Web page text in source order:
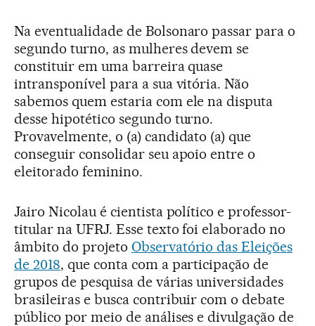
Na eventualidade de Bolsonaro passar para o
segundo turno, as mulheres devem se
constituir em uma barreira quase
intransponível para a sua vitória. Não
sabemos quem estaria com ele na disputa
desse hipotético segundo turno.
Provavelmente, o (a) candidato (a) que
conseguir consolidar seu apoio entre o
eleitorado feminino.
Jairo Nicolau é cientista político e professor-
titular na UFRJ. Esse texto foi elaborado no
âmbito do projeto Observatório das Eleições
de 2018, que conta com a participação de
grupos de pesquisa de várias universidades
brasileiras e busca contribuir com o debate
público por meio de análises e divulgação de